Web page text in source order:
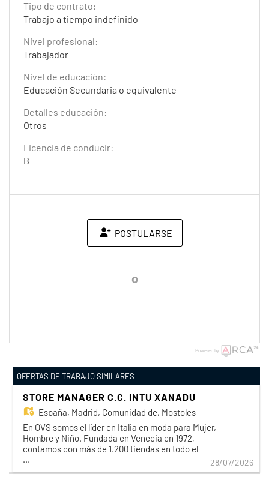
Tipo de contrato:
Trabajo a tiempo indefinido
Nivel profesional:
Trabajador
Nivel de educación:
Educación Secundaria o equivalente
Detalles educación:
Otros
Licencia de conducir:
B
POSTULARSE
o
Powered by
OFERTAS DE TRABAJO SIMILARES
STORE MANAGER C.C. INTU XANADU
España, Madrid, Comunidad de, Mostoles
En OVS somos el líder en Italia en moda para Mujer,
Hombre y Niño. Fundada en Venecia en 1972,
contamos con más de 1.200 tiendas en todo el
mundo y ofrecemos un estilo italiano
contemporáneo, una excelente relación calidad-
... 28/07/2026